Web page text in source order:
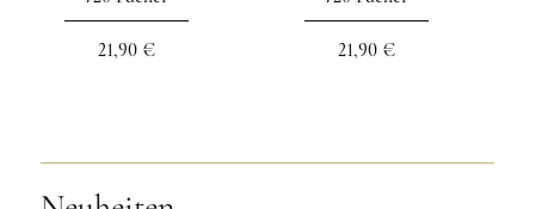
21,90 € 21,90 €